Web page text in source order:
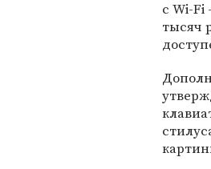
с Wi-
тысяч